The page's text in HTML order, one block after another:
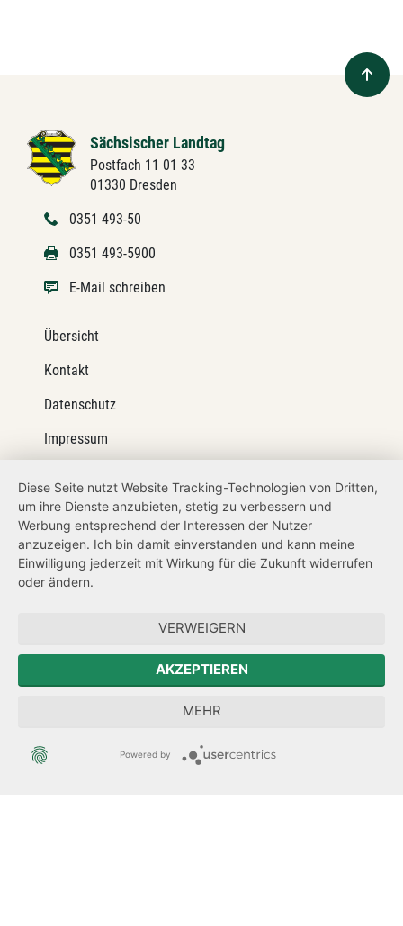
Sächsischer Landtag
Postfach 11 01 33
01330 Dresden
0351 493-50
0351 493-5900
E-Mail schreiben
Übersicht
Kontakt
Datenschutz
Impressum
Netiquette
Transparenzanspruch
Hinweisgeberschutz
Forum Mitteleuropa
Der Sächsische Integrationsbeauftragte
Sächsische Landesbeauftragte zur Aufarbeitung der SED-
Diese Seite nutzt Website Tracking-Technologien von Dritten,
um ihre Dienste anzubieten, stetig zu verbessern und
Werbung entsprechend der Interessen der Nutzer
anzuzeigen. Ich bin damit einverstanden und kann meine
Einwilligung jederzeit mit Wirkung für die Zukunft widerrufen
oder ändern.
VERWEIGERN
AKZEPTIEREN
MEHR
Powered by